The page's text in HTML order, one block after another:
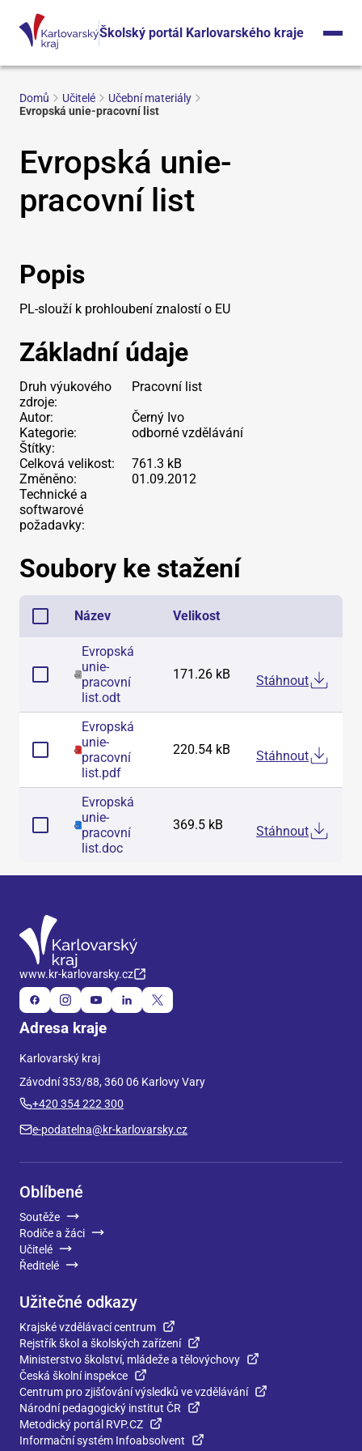
Školský portál Karlovarského kraje
Domů Učitelé
Učební materiály
Evropská unie-pracovní list
Evropská unie-
pracovní list
Popis
PL-slouží k prohloubení znalostí o EU
Základní údaje
Druh výukového
zdroje:
Pracovní list
Autor:
Černý Ivo
Kategorie:
odborné vzdělávání
Štítky:
Celková velikost:
761.3 kB
Změněno:
01.09.2012
Technické a
softwarové
požadavky:
Soubory ke stažení
Název Velikost
Evropská
unie-
pracovní
list.odt
171.26 kB Stáhnout
Evropská
unie-
pracovní
list.pdf
220.54 kB Stáhnout
Evropská
unie-
pracovní
list.doc
369.5 kB Stáhnout
www.kr-karlovarsky.cz
Adresa kraje
Karlovarský kraj
Závodní 353/88, 360 06 Karlovy Vary
+420 354 222 300
e-podatelna@kr-karlovarsky.cz
Oblíbené
Soutěže
Rodiče a žáci
Učitelé
Ředitelé
Užitečné odkazy
Krajské vzdělávací centrum
Rejstřík škol a školských zařízení
Ministerstvo školství, mládeže a tělovýchovy
Česká školní inspekce
Centrum pro zjišťování výsledků ve vzdělávání
Národní pedagogický institut ČR
Metodický portál RVP.CZ
Informační systém Infoabsolvent